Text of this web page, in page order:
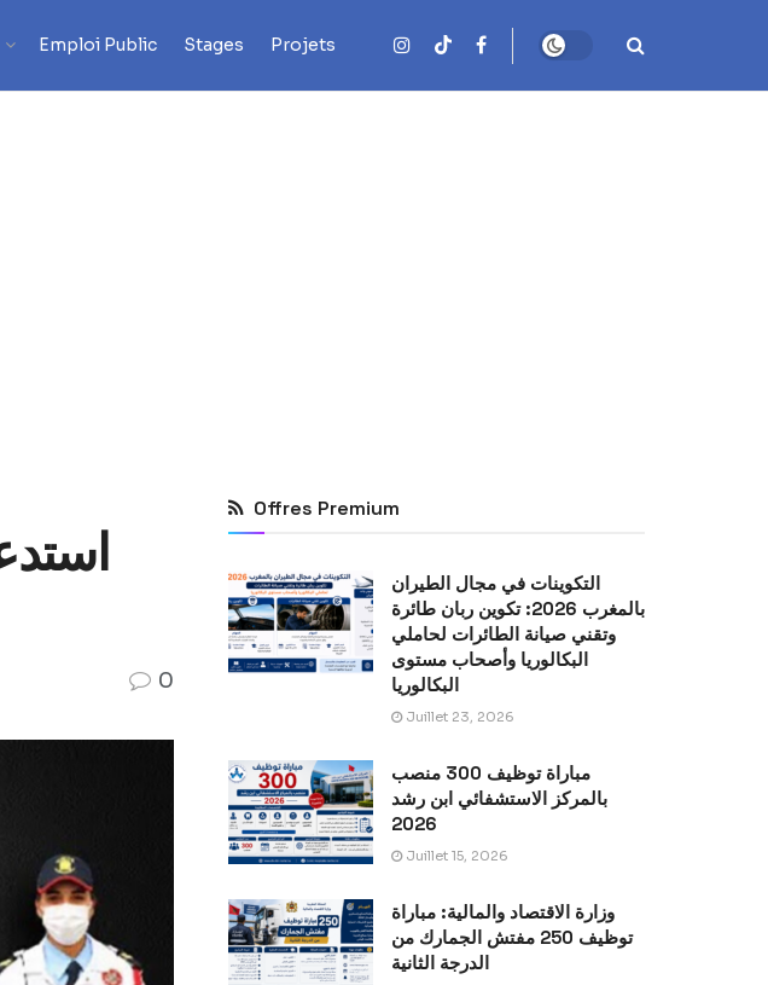
Emploi Public Stages Projets
0
Offres Premium
التكوينات في مجال الطيران
بالمغرب 2026: تكوين ربان طائرة
وتقني صيانة الطائرات لحاملي
البكالوريا وأصحاب مستوى
البكالوريا
Juillet 23, 2026
مباراة توظيف 300 منصب
بالمركز الاستشفائي ابن رشد
2026
Juillet 15, 2026
وزارة الاقتصاد والمالية: مباراة
توظيف 250 مفتش الجمارك من
الدرجة الثانية